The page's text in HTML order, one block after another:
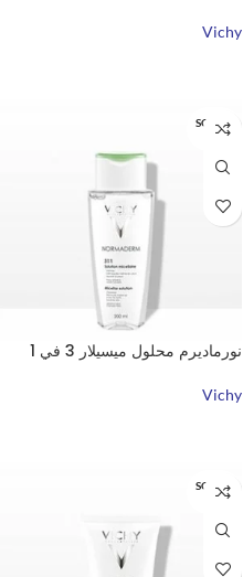
Vichy
SOLD O
UT
نورماديرم محلول ميسيلار 3 في 1
Vichy
SOLD O
UT